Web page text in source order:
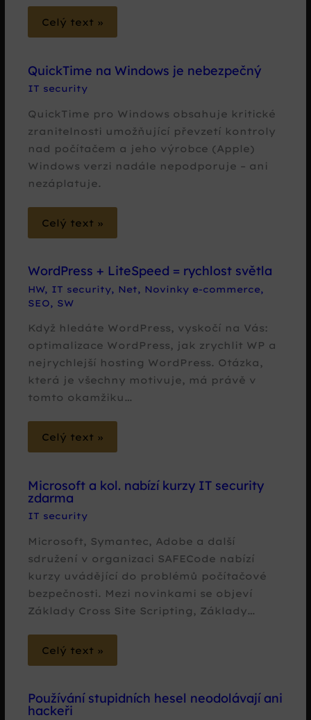
Celý text »
QuickTime na Windows je nebezpečný
IT security
QuickTime pro Windows obsahuje kritické
zranitelnosti umožňující převzetí kontroly
nad počítačem a jeho výrobce (Apple)
Windows verzi nadále nepodporuje – ani
nezáplatuje.
Celý text »
WordPress + LiteSpeed = rychlost světla
HW, IT security, Net, Novinky e-commerce,
SEO, SW
Když hledáte WordPress, vyskočí na Vás:
optimalizace WordPress, jak zrychlit WP a
nejrychlejší hosting WordPress. Otázka,
která je všechny motivuje, má právě v
tomto okamžiku…
Celý text »
Microsoft a kol. nabízí kurzy IT security
zdarma
IT security
Microsoft, Symantec, Adobe a další
sdružení v organizaci SAFECode nabízí
kurzy uvádějící do problémů počítačové
bezpečnosti. Mezi novinkami se objeví
Základy Cross Site Scripting, Základy…
Celý text »
Používání stupidních hesel neodolávají ani
hackeři